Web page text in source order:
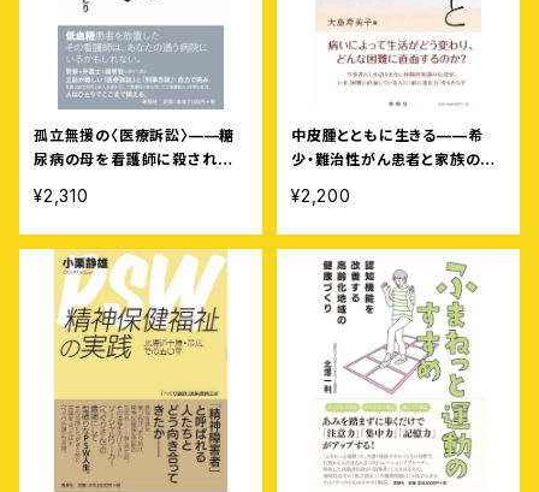
孤立無援の〈医療訴訟〉——糖
尿病の母を看護師に殺されか
¥2,310
中皮腫とともに生きる——希
少・難治性がん患者と家族の26
¥2,200